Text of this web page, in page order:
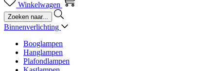
Winkelwagen
Binnenverlichting
Booglampen
Hanglampen
Plafondlampen